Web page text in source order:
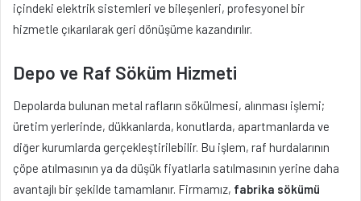
içindeki elektrik sistemleri ve bileşenleri, profesyonel bir
hizmetle çıkarılarak geri dönüşüme kazandırılır.
Depo ve Raf Söküm Hizmeti
Depolarda bulunan metal rafların sökülmesi, alınması işlemi;
üretim yerlerinde, dükkanlarda, konutlarda, apartmanlarda ve
diğer kurumlarda gerçekleştirilebilir. Bu işlem, raf hurdalarının
çöpe atılmasının ya da düşük fiyatlarla satılmasının yerine daha
avantajlı bir şekilde tamamlanır. Firmamız, fabrika sökümü